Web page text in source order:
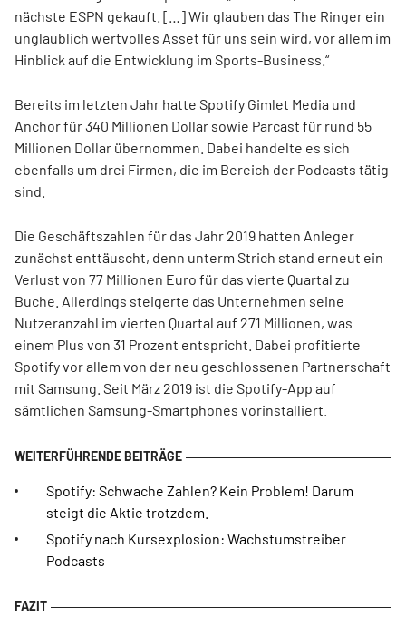
nächste ESPN gekauft. […] Wir glauben das The Ringer ein
unglaublich wertvolles Asset für uns sein wird, vor allem im
Hinblick auf die Entwicklung im Sports-Business.“
Bereits im letzten Jahr hatte Spotify Gimlet Media und
Anchor für 340 Millionen Dollar sowie Parcast für rund 55
Millionen Dollar übernommen. Dabei handelte es sich
ebenfalls um drei Firmen, die im Bereich der Podcasts tätig
sind.
Die Geschäftszahlen für das Jahr 2019 hatten Anleger
zunächst enttäuscht, denn unterm Strich stand erneut ein
Verlust von 77 Millionen Euro für das vierte Quartal zu
Buche. Allerdings steigerte das Unternehmen seine
Nutzeranzahl im vierten Quartal auf 271 Millionen, was
einem Plus von 31 Prozent entspricht. Dabei profitierte
Spotify vor allem von der neu geschlossenen Partnerschaft
mit Samsung. Seit März 2019 ist die Spotify-App auf
sämtlichen Samsung-Smartphones vorinstalliert.
Spotify: Schwache Zahlen? Kein Problem! Darum
steigt die Aktie trotzdem.
Spotify nach Kursexplosion: Wachstumstreiber
Podcasts